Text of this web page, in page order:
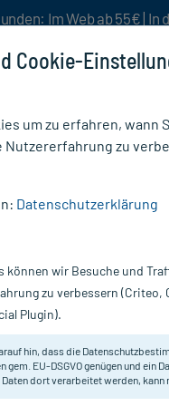
Im Web ab 55€ |
Nur für kurze Zeit:Gratis-
Verpackt,
Cookie-
um zu erfahren, wann
Nutzererfahrung zu
Datenschutzerklärung
können wir Besuche und
zu verbessern (Criteo,
Plugin).
hin, dass die
gem. EU-DSGVO genügen und
Daten dort verarbeitet werden,